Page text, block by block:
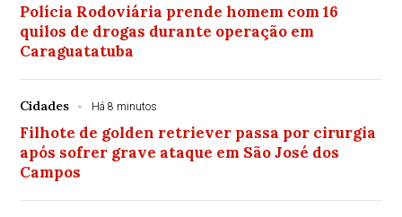
Polícia Rodoviária prende homem com 16
quilos de drogas durante operação em
Caraguatatuba
Cidades Há 8 minutos
Filhote de golden retriever passa por cirurgia
após sofrer grave ataque em São José dos
Campos